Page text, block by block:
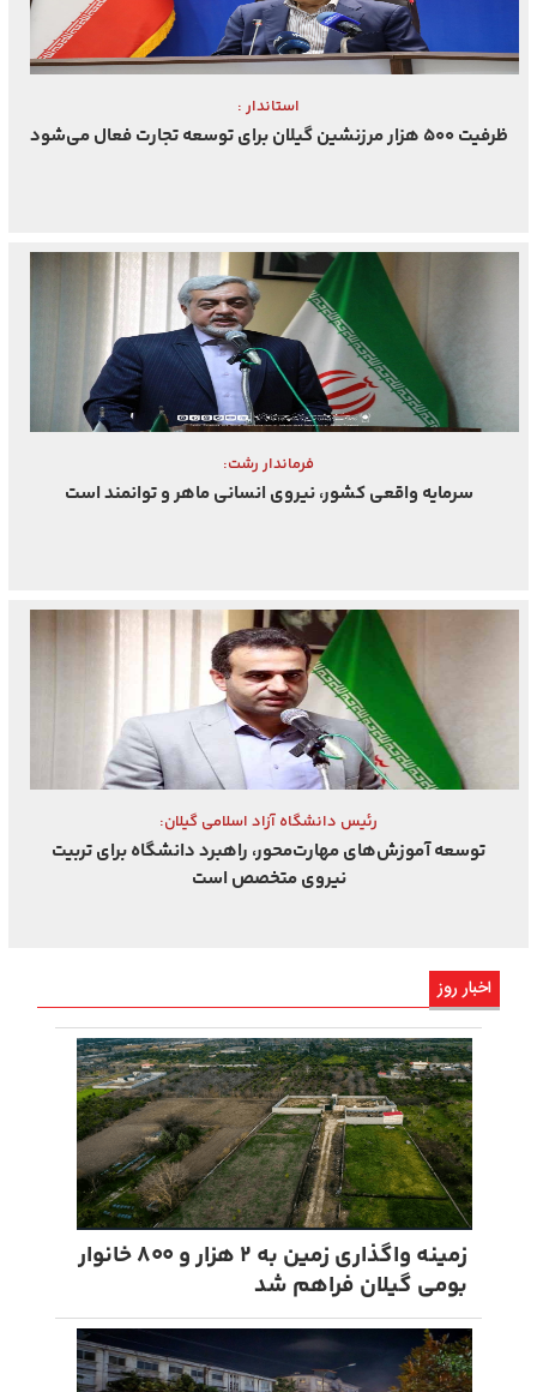
استاندار :
ظرفیت ۵۰۰ هزار مرزنشین گیلان برای توسعه تجارت فعال می‌شود
فرماندار رشت:
سرمایه واقعی کشور، نیروی انسانی ماهر و توانمند است
رئیس دانشگاه آزاد اسلامی گیلان:
توسعه آموزش‌های مهارت‌محور، راهبرد دانشگاه برای تربیت
نیروی متخصص است
اخبار روز
زمینه واگذاری زمین به ۲ هزار و ۸۰۰ خانوار
بومی گیلان فراهم شد